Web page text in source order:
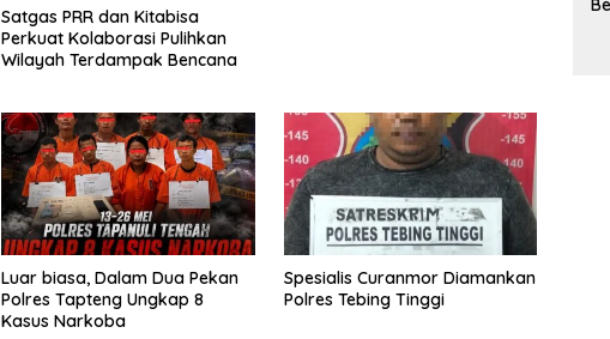
Satgas PRR dan Kitabisa
Perkuat Kolaborasi Pulihkan
Wilayah Terdampak Bencana
Luar biasa, Dalam Dua Pekan
Polres Tapteng Ungkap 8
Kasus Narkoba
Spesialis Curanmor Diamankan
Polres Tebing Tinggi